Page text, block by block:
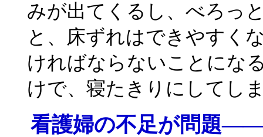
みが出てくるし、べろっ
と、床ずれはできやすく
ければならないことにな
けで、寝たきりにしてし
看護婦の不足が問題